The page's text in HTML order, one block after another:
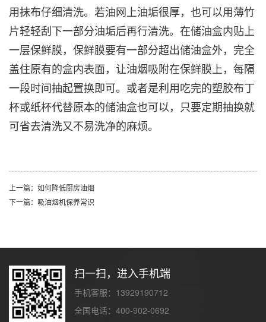
用抹布仔细清洗。若油网上油垢很厚，也可以用薄竹
片轻轻刮下一部分油垢后再行清洗。在储油盒内贴上
一层保鲜膜，保鲜膜要有一部分超出储油盒外，完全
盖住原有的盒内表面，让油烟吸附在保鲜膜上，每隔
一段时间抽起置换即可。或者是利用吃完的塑胶布丁
杯或纸杯代替原本的储油盒也可以，只要定期抽换就
可省去清洗又不易洗净的麻烦。
上一篇：如何降低厨房油烟
下一篇：吸油烟机保养常识
扫一扫，进入手机端
手机客服：13929190712
全国电话：400-902-0692